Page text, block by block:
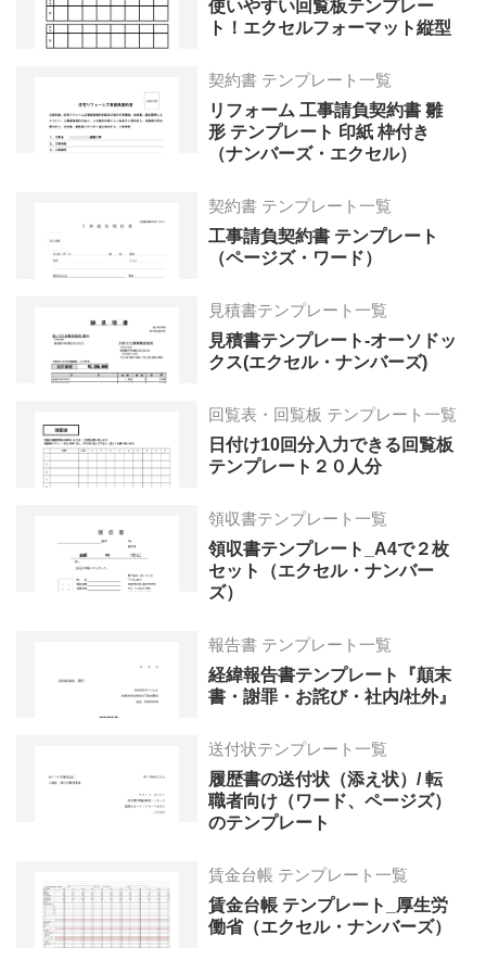
使いやすい回覧板テンプレー
ト！エクセルフォーマット縦型
契約書 テンプレート一覧
リフォーム 工事請負契約書 雛
形 テンプレート 印紙 枠付き
（ナンバーズ・エクセル）
契約書 テンプレート一覧
工事請負契約書 テンプレート
（ページズ・ワード）
見積書テンプレート一覧
見積書テンプレート-オーソドッ
クス(エクセル・ナンバーズ)
回覧表・回覧板 テンプレート一覧
日付け10回分入力できる回覧板
テンプレート２０人分
領収書テンプレート一覧
領収書テンプレート_A4で２枚
セット（エクセル・ナンバー
ズ）
報告書 テンプレート一覧
経緯報告書テンプレート『顛末
書・謝罪・お詫び・社内/社外』
送付状テンプレート一覧
履歴書の送付状（添え状）/ 転
職者向け（ワード、ページズ）
のテンプレート
賃金台帳 テンプレート一覧
賃金台帳 テンプレート_厚生労
働省（エクセル・ナンバーズ）